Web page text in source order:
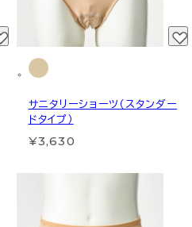
サニタリーショーツ（スタンダー
ドタイプ）
¥3,630